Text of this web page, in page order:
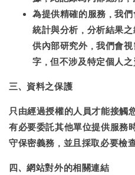
為提供精確的服務，我
統計與分析，分析結果
供內部研究外，我們會
字，但不涉及特定個人之
三、資料之保護
只由經過授權的人員才能接觸
有必要委託其他單位提供服務
守保密義務，並且採取必要檢
四、網站對外的相關連結